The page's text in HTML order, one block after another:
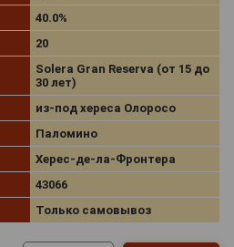
40.0%
20
Solera Gran Reserva (от 15 до
30 лет)
из-под хереса Олоросо
Паломино
Херес‑де‑ла‑Фронтера
43066
Только самовывоз